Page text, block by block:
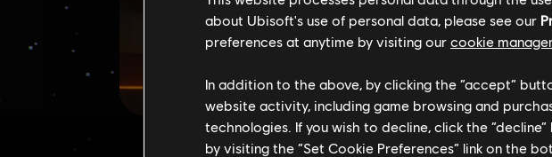
about Ubisoft's use of personal data, please see our
preferences at anytime by visiting our cookie
In addition to the above, by clicking the “accept”
website activity, including game browsing and
technologies. If you wish to decline, click the
by visiting the “Set Cookie Preferences” link on the